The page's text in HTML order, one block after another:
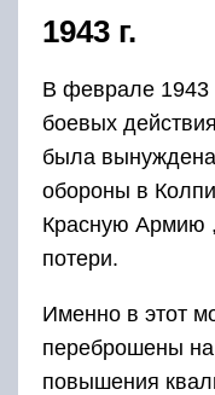
1943 г.
В феврале 1943
боевых
была
обороны в
Красную Армию
потери.
Именно в этот
переброшены
повышения